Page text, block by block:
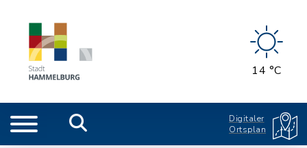
14 °C
Digitaler
Ortsplan